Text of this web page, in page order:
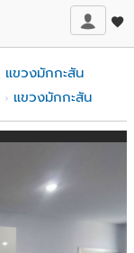
แขวงมักกะสัน
แขวงมักกะสัน